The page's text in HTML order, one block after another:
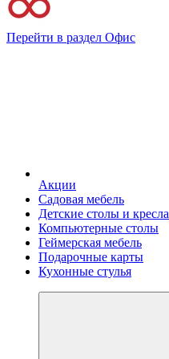
Перейти в раздел Офис
Акции
Садовая мебель
Детские столы и кресла
Компьютерные столы
Геймерская мебель
Подарочные карты
Кухонные стулья